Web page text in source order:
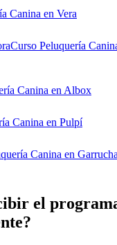
Canina en Vera
Curso Peluquería
Canina en Albox
Canina en Pulpí
Canina en
el
?